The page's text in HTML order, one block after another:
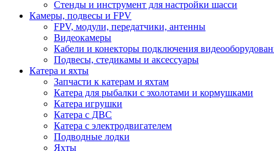
Стенды и инструмент для настройки шасси
Камеры, подвесы и FPV
FPV, модули, передатчики, антенны
Видеокамеры
Кабели и конекторы подключения
Подвесы, стедикамы и аксессуары
Катера и яхты
Запчасти к катерам и яхтам
Катера для рыбалки с эхолотами и кормушками
Катера игрушки
Катера с ДВС
Катера с электродвигателем
Подводные лодки
Яхты